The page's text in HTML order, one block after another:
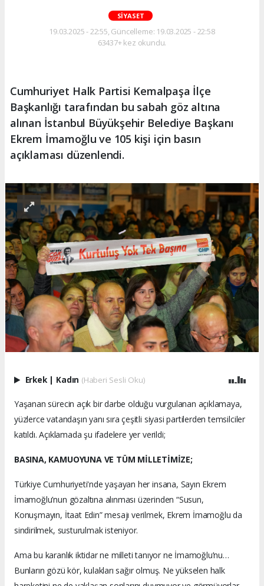
SIYASET
19.03.2025 - 22:55, Güncelleme: 19.03.2025 - 22:58
63437+ kez okundu.
Cumhuriyet Halk Partisi Kemalpaşa İlçe
Başkanlığı tarafından bu sabah göz altına
alınan İstanbul Büyükşehir Belediye Başkanı
Ekrem İmamoğlu ve 105 kişi için basın
açıklaması düzenlendi.
Erkek | Kadın (Haberi Sesli Oku)
Yaşanan sürecin açık bir darbe olduğu vurgulanan açıklamaya,
yüzlerce vatandaşın yanı sıra çeşitli siyasi partilerden temsilciler
katıldı. Açıklamada şu ifadelere yer verildi;
BASINA, KAMUOYUNA VE TÜM MİLLETİMİZE;
Türkiye Cumhuriyeti'nde yaşayan her insana, Sayın Ekrem
İmamoğlu’nun gözaltına alınması üzerinden “Susun,
Konuşmayın, İtaat Edin” mesajı verilmek, Ekrem İmamoğlu da
sindirilmek, susturulmak isteniyor.
Ama bu karanlık iktidar ne milleti tanıyor ne İmamoğlu’nu…
Bunların gözü kör, kulakları sağır olmuş. Ne yükselen halk